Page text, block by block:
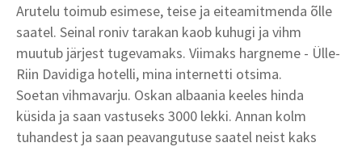
Arutelu toimub esimese, teise ja eiteamitmenda õlle
saatel. Seinal roniv tarakan kaob kuhugi ja vihm
muutub järjest tugevamaks. Viimaks hargneme - Ülle-
Riin Davidiga hotelli, mina internetti otsima.
Soetan vihmavarju. Oskan albaania keeles hinda
küsida ja saan vastuseks 3000 lekki. Annan kolm
tuhandest ja saan peavangutuse saatel neist kaks